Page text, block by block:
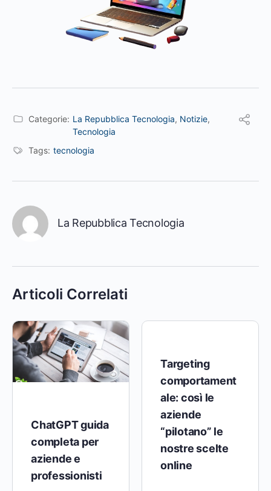
Categorie: La Repubblica Tecnologia, Notizie,
Tecnologia
Tags: tecnologia
La Repubblica Tecnologia
Articoli Correlati
ChatGPT guida
completa per
aziende e
professionisti
Targeting
comportament
ale: così le
aziende
“pilotano” le
nostre scelte
online